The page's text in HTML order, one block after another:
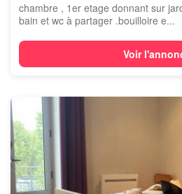
chambre , 1er etage donnant sur
bain et wc à partager .bouilloire e...
Voir